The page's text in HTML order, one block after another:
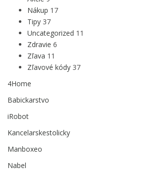
Nákup 17
Tipy 37
Uncategorized 11
Zdravie 6
Zľava 11
Zľavové kódy 37
4Home
Babickarstvo
iRobot
Kancelarskestolicky
Manboxeo
Nabel